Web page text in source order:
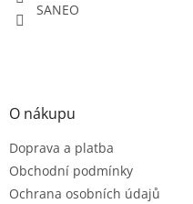
SANEO
O nákupu
Doprava a platba
Obchodní podmínky
Ochrana osobních údajů